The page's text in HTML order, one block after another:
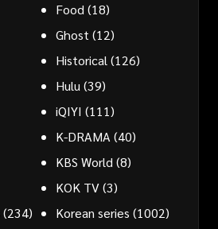
Food(18)
Ghost(12)
Historical(126)
Hulu(39)
iQIYI (111)
K-DRAMA(40)
KBS World(8)
KOK TV(3)
(234) Korean series (1002)